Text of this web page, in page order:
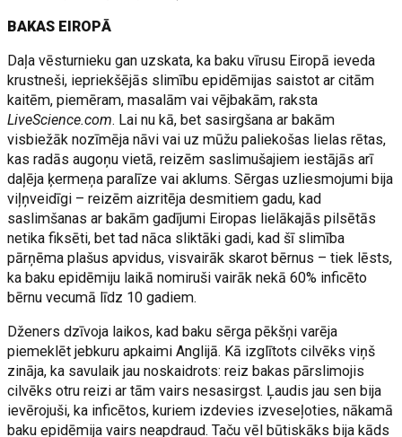
BAKAS EIROPĀ
Daļa vēsturnieku gan uzskata, ka baku vīrusu Eiropā ieveda
krustneši, iepriekšējās slimību epidēmijas saistot ar citām
kaitēm, piemēram, masalām vai vējbakām, raksta
LiveScience.com. Lai nu kā, bet sasirgšana ar bakām
visbiežāk nozīmēja nāvi vai uz mūžu paliekošas lielas rētas,
kas radās augoņu vietā, reizēm saslimušajiem iestājās arī
daļēja ķermeņa paralīze vai aklums. Sērgas uzliesmojumi bija
viļņveidīgi – reizēm aizritēja desmitiem gadu, kad
saslimšanas ar bakām gadījumi Eiropas lielākajās pilsētās
netika fiksēti, bet tad nāca sliktāki gadi, kad šī slimība
pārņēma plašus apvidus, visvairāk skarot bērnus – tiek lēsts,
ka baku epidēmiju laikā nomiruši vairāk nekā 60% inficēto
bērnu vecumā līdz 10 gadiem.
Dženers dzīvoja laikos, kad baku sērga pēkšņi varēja
piemeklēt jebkuru apkaimi Anglijā. Kā izglītots cilvēks viņš
zināja, ka savulaik jau noskaidrots: reiz bakas pārslimojis
cilvēks otru reizi ar tām vairs nesasirgst. Ļaudis jau sen bija
ievērojuši, ka inficētos, kuriem izdevies izveseļoties, nākamā
baku epidēmija vairs neapdraud. Taču vēl būtiskāks bija kāds